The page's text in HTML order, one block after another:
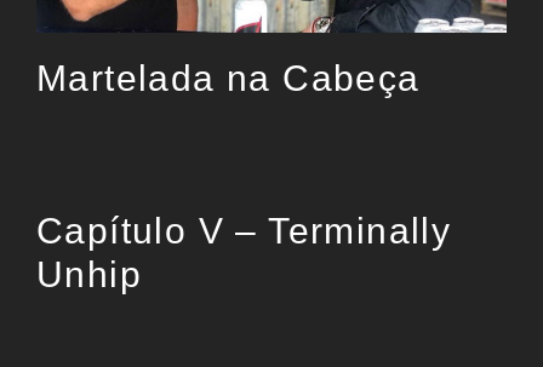
Martelada na Cabeça
Capítulo V – Terminally
Unhip